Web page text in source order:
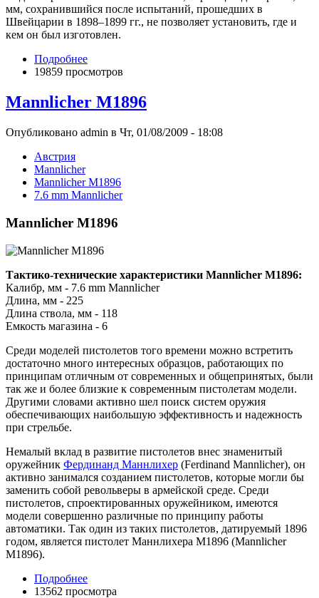
мм, сохранившийся после испытаний, прошедших в
Швейцарии в 1898–1899 гг., не позволяет установить, где и
кем он был изготовлен.
Подробнее
19859 просмотров
Mannlicher M1896
Опубликовано admin в Чт, 01/08/2009 - 18:08
Австрия
Mannlicher
Mannlicher M1896
7.6 mm Mannlicher
Mannlicher M1896
Тактико-технические характеристики Mannlicher M1896:
Калибр, мм - 7.6 mm Mannlicher
Длина, мм - 225
Длина ствола, мм - 118
Емкость магазина - 6
Среди моделей пистолетов того времени можно встретить
достаточно много интересных образцов, работающих по
принципам отличным от современных и общепринятых, были
так же и более близкие к современным пистолетам модели.
Другими словами активно шел поиск систем оружия
обеспечивающих наибольшую эффективность и надежность
при стрельбе.
Немалый вклад в развитие пистолетов внес знаменитый
оружейник Фердинанд Маннлихер (Ferdinand Mannlicher), он
активно занимался созданием пистолетов, которые могли бы
заменить собой револьверы в армейской среде. Среди
пистолетов, спроектированных оружейником, имеются
модели совершенно различные по принципу работы
автоматики. Так один из таких пистолетов, датируемый 1896
годом, является пистолет Маннлихера М1896 (Mannlicher
M1896).
Подробнее
13562 просмотра